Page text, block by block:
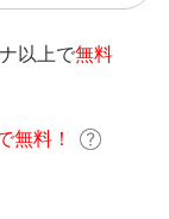
以上で無料
無料！